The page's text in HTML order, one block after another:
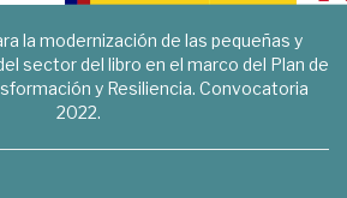
la modernización de las pequeñas y
sector del libro en el marco del Plan de
y Resiliencia. Convocatoria
2022.